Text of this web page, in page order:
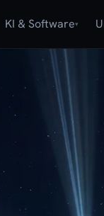
KI & Software▾